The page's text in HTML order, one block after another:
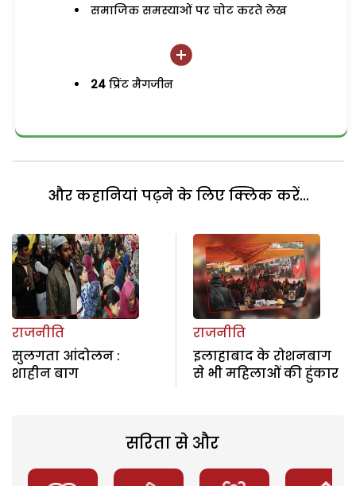
समाजिक समस्याओं पर चोट करते लेख
24 प्रिंट मैगजीन
और कहानियां पढ़ने के लिए क्लिक करें...
राजनीति
सुलगता आंदोलन :
शाहीन बाग
राजनीति
इलाहाबाद के रोशनबाग
से भी महिलाओं की हुंकार
सरिता से और